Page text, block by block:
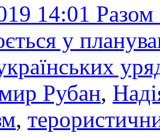
14:01 Разом
у
Рубан,
,